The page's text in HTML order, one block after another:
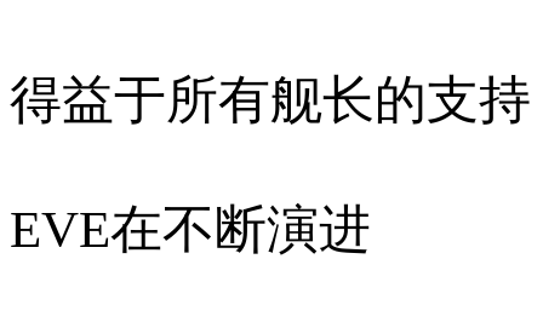
得益于所有舰长的支持
EVE在不断演进